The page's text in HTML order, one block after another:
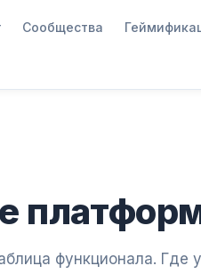
Сообщества
функционала. Где